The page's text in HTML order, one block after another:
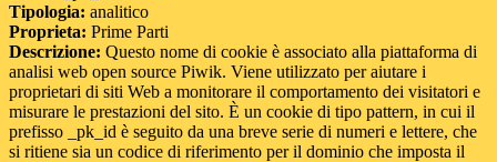
Tipologia: analitico
Proprieta: Prime Parti
Descrizione: Questo nome di cookie è associato alla piattaforma di
analisi web open source Piwik. Viene utilizzato per aiutare i
proprietari di siti Web a monitorare il comportamento dei visitatori e
misurare le prestazioni del sito. È un cookie di tipo pattern, in cui il
prefisso _pk_id è seguito da una breve serie di numeri e lettere, che
si ritiene sia un codice di riferimento per il dominio che imposta il